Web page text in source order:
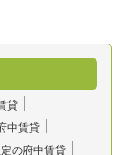
貸
中賃貸
の府中賃貸